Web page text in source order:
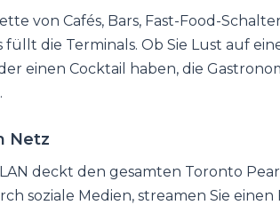
von Cafés, Bars, Fast-Food-
die Terminals. Ob Sie Lust auf
einen Cocktail haben, die
Netz
deckt den gesamten Toronto
soziale Medien, streamen Sie